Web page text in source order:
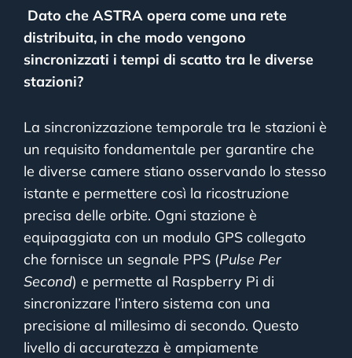
Dato che ASTRA opera come una rete
distribuita, in che modo vengono
sincronizzati i tempi di scatto tra le diverse
stazioni?
La sincronizzazione temporale tra le stazioni è
un requisito fondamentale per garantire che
le diverse camere stiano osservando lo stesso
istante e permettere così la ricostruzione
precisa delle orbite. Ogni stazione è
equipaggiata con un modulo GPS collegato
che fornisce un segnale PPS (Pulse Per
Second) e permette al Raspberry Pi di
sincronizzare l’intero sistema con una
precisione al millesimo di secondo. Questo
livello di accuratezza è ampiamente